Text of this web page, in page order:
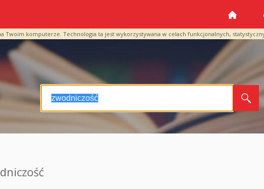
Twoim komputerze. Technologia ta jest wykorzystywana w celach funkcjonalnych,